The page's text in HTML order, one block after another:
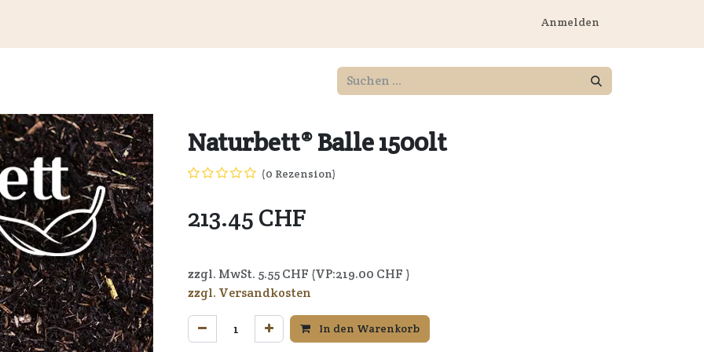
Anmelden
Naturbett® Balle 1500lt
(0 Rezension)
213.45CHF
zzgl. MwSt. 5.55CHF (VP:219.00 CHF )
zzgl. Versandkosten
In den Warenkorb